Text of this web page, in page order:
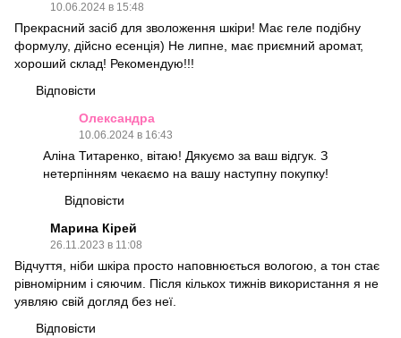
10.06.2024 в 15:48
Прекрасний засіб для зволоження шкіри! Має геле подібну
формулу, дійсно есенція) Не липне, має приємний аромат,
хороший склад! Рекомендую!!!
Відповісти
Олександра
10.06.2024 в 16:43
Аліна Титаренко, вітаю! Дякуємо за ваш відгук. З
нетерпінням чекаємо на вашу наступну покупку!
Відповісти
Марина Кірей
26.11.2023 в 11:08
Відчуття, ніби шкіра просто наповнюється вологою, а тон стає
рівномірним і сяючим. Після кількох тижнів використання я не
уявляю свій догляд без неї.
Відповісти